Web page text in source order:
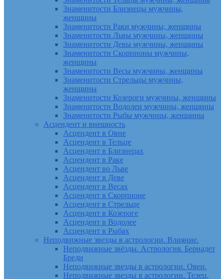
Знаменитости Близнецы мужчины,
женщины
Знаменитости Раки мужчины, женщины
Знаменитости Львы мужчины, женщины
Знаменитости Девы мужчины, женщины
Знаменитости Скорпионы мужчины,
женщины
Знаменитости Весы мужчины, женщины
Знаменитости Стрельцы мужчины,
женщины
Знаменитости Козероги мужчины, женщины
Знаменитости Водолеи мужчины, женщины
Знаменитости Рыбы мужчины, женщины
Асцендент и внешность
Асцендент в Овне
Асцендент в Тельце
Асцендент в Близнецах
Асцендент в Раке
Асцендент во Льве
Асцендент в Деве
Асцендент в Весах
Асцендент в Скорпионе
Асцендент в Стрельце
Асцендент в Козероге
Асцендент в Водолее
Асцендент в Рыбах
Неподвижные звезды в астрологии. Влияние.
Неподвижные звёзды. Астрология. Бернадет
Бреди
Неподвижные звезды в астрологии. Овен.
Неподвижные звезды в астрологии. Телец.